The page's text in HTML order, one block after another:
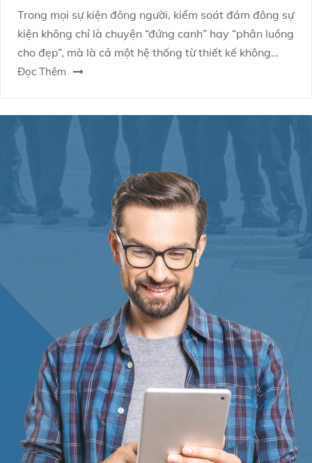
Trong mọi sự kiện đông người, kiểm soát đám đông sự
kiện không chỉ là chuyện “đứng canh” hay “phân luồng
cho đẹp”, mà là cả một hệ thống từ thiết kế không
gian, kịch bản vận hành đến năng lực xử lý tình
lửa gặp gió.
Đọc Thêm